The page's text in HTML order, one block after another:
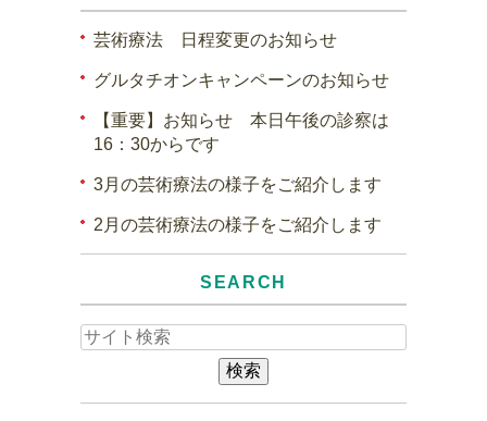
芸術療法 日程変更のお知らせ
グルタチオンキャンペーンのお知らせ
【重要】お知らせ 本日午後の診察は
16：30からです
3月の芸術療法の様子をご紹介します
2月の芸術療法の様子をご紹介します
SEARCH